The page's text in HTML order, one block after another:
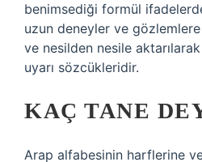
benimsediği formül
uzun deneyler ve
ve nesilden nesile
uyarı sözcükleridir.
KAÇ TANE
Arap alfabesinin harflerine